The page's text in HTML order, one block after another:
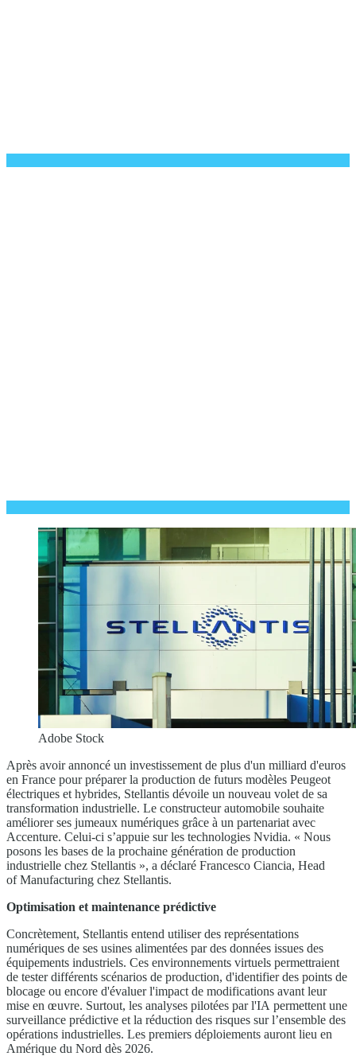
Adobe Stock
Après avoir annoncé un investissement de plus d'un milliard d'euros
en France pour préparer la production de futurs modèles Peugeot
électriques et hybrides, Stellantis dévoile un nouveau volet de sa
transformation industrielle. Le constructeur automobile souhaite
améliorer ses jumeaux numériques grâce à un partenariat avec
Accenture. Celui-ci s’appuie sur les technologies Nvidia. « Nous
posons les bases de la prochaine génération de production
industrielle chez Stellantis », a déclaré Francesco Ciancia, Head
of Manufacturing chez Stellantis.
Optimisation et maintenance prédictive
Concrètement, Stellantis entend utiliser des représentations
numériques de ses usines alimentées par des données issues des
équipements industriels. Ces environnements virtuels permettraient
de tester différents scénarios de production, d'identifier des points de
blocage ou encore d'évaluer l'impact de modifications avant leur
mise en œuvre. Surtout, les analyses pilotées par l'IA permettent une
surveillance prédictive et la réduction des risques sur l’ensemble des
opérations industrielles. Les premiers déploiements auront lieu en
Amérique du Nord dès 2026.